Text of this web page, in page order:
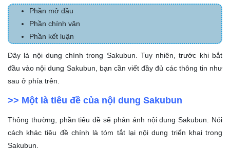
Phần mở đầu
Phần chính văn
Phần kết luận
Đây là nội dung chính trong Sakubun. Tuy nhiên, trước khi bắt
đầu vào nội dung Sakubun, bạn cần viết đầy đủ các thông tin như
sau ở phía trên.
>> Một là tiêu đề của nội dung Sakubun
Thông thường, phần tiêu đề sẽ phản ánh nội dung Sakubun. Nói
cách khác tiêu đề chính là tóm tắt lại nội dung triển khai trong
Sakubun.